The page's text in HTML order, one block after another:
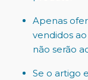
Apenas
vendidos
não serão
Se o artigo